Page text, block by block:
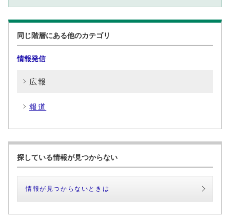
同じ階層にある他のカテゴリ
情報発信
広報
報道
探している情報が見つからない
情報が見つからないときは